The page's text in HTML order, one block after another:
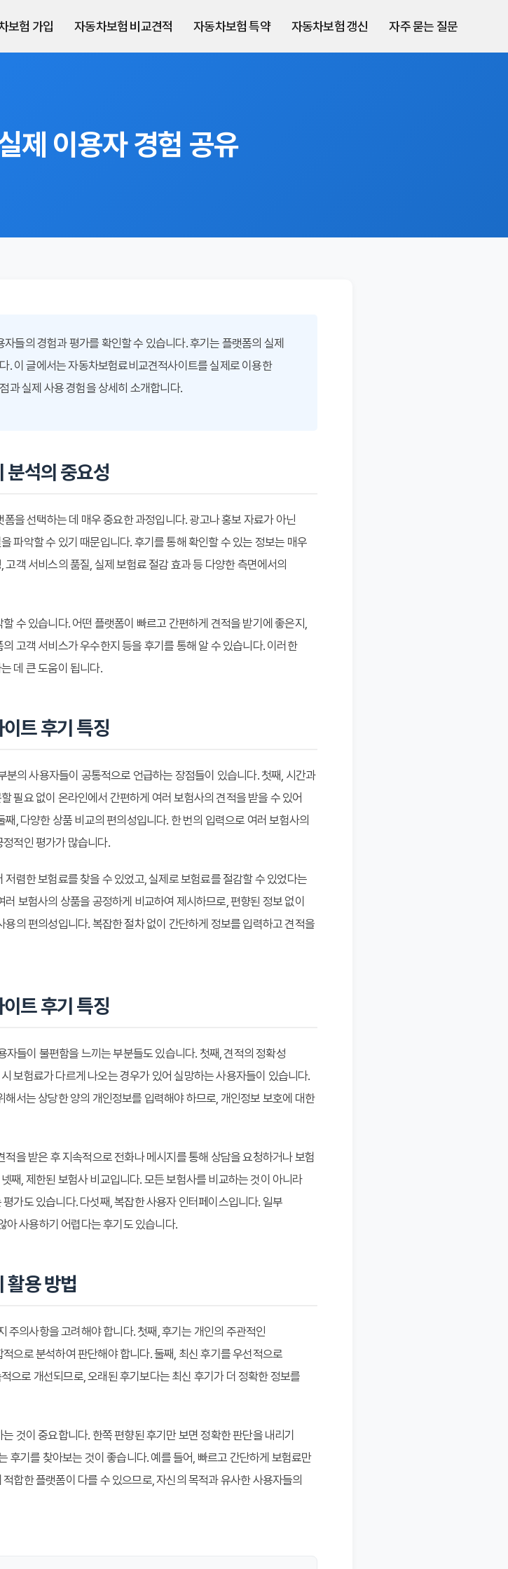
보험 가입 자동차보험 비교견적 자동차보험 특약 자동차보험 갱신 자주 묻는 질문
제 이용자 경험 공유
들의 경험과 평가를 확인할 수 있습니다. 후기는 플랫폼의 실제
. 이 글에서는 자동차보험료비교견적사이트를 실제로 이용한
과 실제 사용 경험을 상세히 소개합니다.
분석의 중요성
을 선택하는 데 매우 중요한 과정입니다. 광고나 홍보 자료가 아닌
파악할 수 있기 때문입니다. 후기를 통해 확인할 수 있는 정보는 매우
객 서비스의 품질, 실제 보험료 절감 효과 등 다양한 측면에서의
수 있습니다. 어떤 플랫폼이 빠르고 간편하게 견적을 받기에 좋은지,
고객 서비스가 우수한지 등을 후기를 통해 알 수 있습니다. 이러한
데 큰 도움이 됩니다.
트 후기 특징
의 사용자들이 공통적으로 언급하는 장점들이 있습니다. 첫째, 시간과
필요 없이 온라인에서 간편하게 여러 보험사의 견적을 받을 수 있어
, 다양한 상품 비교의 편의성입니다. 한 번의 입력으로 여러 보험사의
적인 평가가 많습니다.
렴한 보험료를 찾을 수 있었고, 실제로 보험료를 절감할 수 있었다는
보험사의 상품을 공정하게 비교하여 제시하므로, 편향된 정보 없이
의 편의성입니다. 복잡한 절차 없이 간단하게 정보를 입력하고 견적을
트 후기 특징
들이 불편함을 느끼는 부분들도 있습니다. 첫째, 견적의 정확성
보험료가 다르게 나오는 경우가 있어 실망하는 사용자들이 있습니다.
서는 상당한 양의 개인정보를 입력해야 하므로, 개인정보 보호에 대한
을 받은 후 지속적으로 전화나 메시지를 통해 상담을 요청하거나 보험
째, 제한된 보험사 비교입니다. 모든 보험사를 비교하는 것이 아니라
가도 있습니다. 다섯째, 복잡한 사용자 인터페이스입니다. 일부
아 사용하기 어렵다는 후기도 있습니다.
활용 방법
의사항을 고려해야 합니다. 첫째, 후기는 개인의 주관적인
으로 분석하여 판단해야 합니다. 둘째, 최신 후기를 우선적으로
으로 개선되므로, 오래된 후기보다는 최신 후기가 더 정확한 정보를
것이 중요합니다. 한쪽 편향된 후기만 보면 정확한 판단을 내리기
후기를 찾아보는 것이 좋습니다. 예를 들어, 빠르고 간단하게 보험료만
합한 플랫폼이 다를 수 있으므로, 자신의 목적과 유사한 사용자들의